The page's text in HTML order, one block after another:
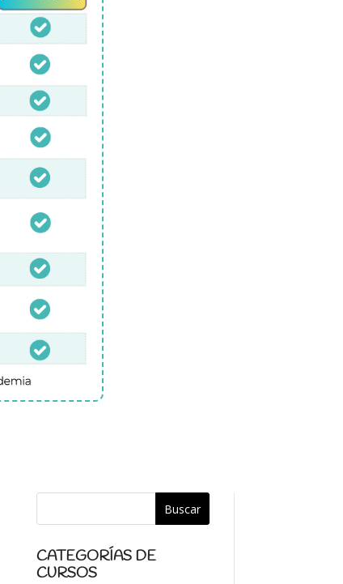
CATEGORÍAS DE
CURSOS